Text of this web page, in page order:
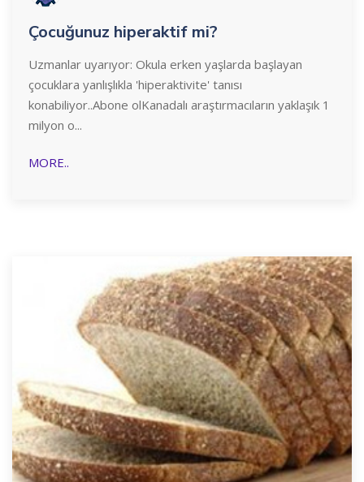
Çocuğunuz hiperaktif mi?
Uzmanlar uyarıyor: Okula erken yaşlarda başlayan
çocuklara yanlışlıkla 'hiperaktivite' tanısı
konabiliyor..Abone olKanadalı araştırmacıların yaklaşık 1
milyon o...
MORE..